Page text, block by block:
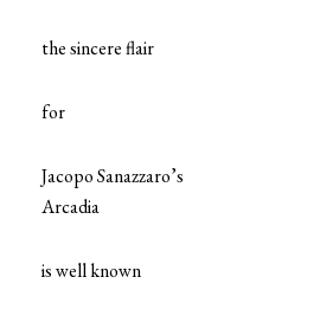
the sincere flair
for
Jacopo Sanazzaro’s
Arcadia
is well known